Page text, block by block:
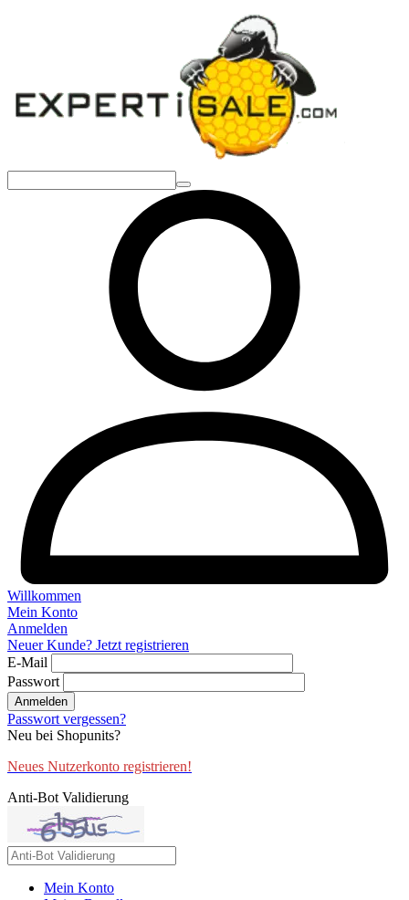
Willkommen
Mein Konto
Anmelden
Neuer Kunde? Jetzt registrieren
E-Mail
Passwort
Anmelden
Passwort vergessen?
Neu bei Shopunits?
Neues Nutzerkonto registrieren!
Anti-Bot Validierung
Mein Konto